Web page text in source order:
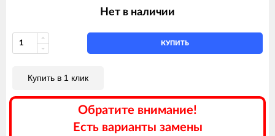
Нет в наличии
КУПИТЬ
Купить в 1 клик
Обратите внимание!
Есть варианты замены